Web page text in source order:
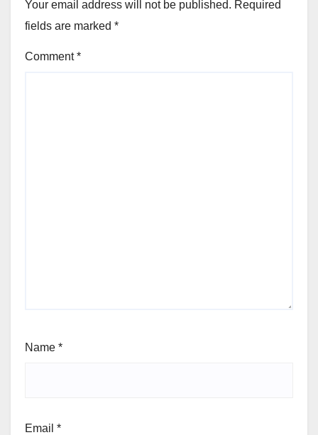
Your email address will not be published. Required
fields are marked *
Comment*
Name *
Email *